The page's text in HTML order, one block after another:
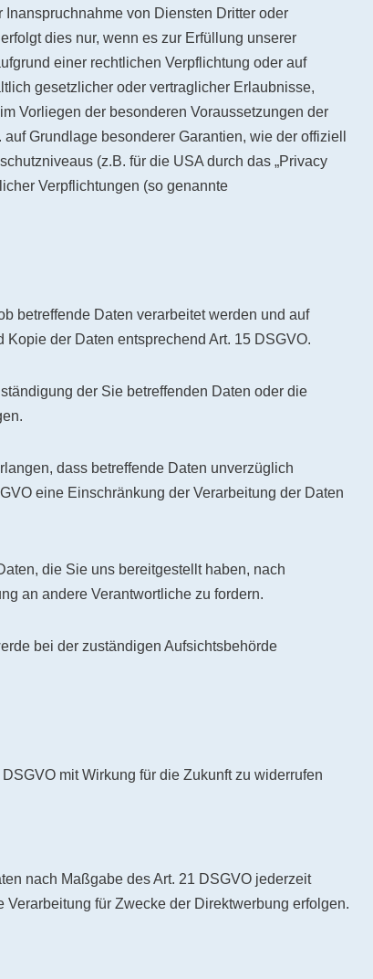
von Diensten Dritter oder
dies nur, wenn es zur Erfüllung unserer
einer rechtlichen Verpflichtung oder auf
gesetzlicher oder vertraglicher Erlaubnisse,
Vorliegen der besonderen Voraussetzungen der
Grundlage besonderer Garantien, wie der offiziell
(z.B. für die USA durch das „Privacy
Verpflichtungen (so genannte
betreffende Daten verarbeitet werden und auf
der Daten entsprechend Art. 15 DSGVO.
der Sie betreffenden Daten oder die
dass betreffende Daten unverzüglich
eine Einschränkung der Verarbeitung der Daten
die Sie uns bereitgestellt haben, nach
an andere Verantwortliche zu fordern.
bei der zuständigen Aufsichtsbehörde
mit Wirkung für die Zukunft zu widerrufen
nach Maßgabe des Art. 21 DSGVO jederzeit
für Zwecke der Direktwerbung erfolgen.